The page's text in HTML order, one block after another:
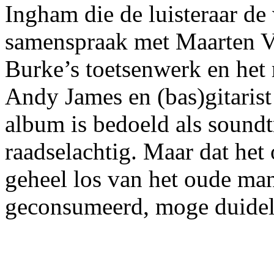
Ingham die de luisteraar
samenspraak met Maarten
Burke’s toetsenwerk en
Andy James en
album is bedoeld als
raadselachtig. Maar dat het
geheel los van het oude
geconsumeerd, moge